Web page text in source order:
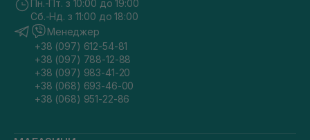
Пн.-Пт. з 10:00 до 19:00
Сб.-Нд. з 11:00 до 18:00
Менеджер
+38 (097) 612-54-81
+38 (097) 788-12-88
+38 (097) 983-41-20
+38 (068) 693-46-00
+38 (068) 951-22-86